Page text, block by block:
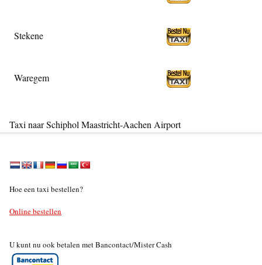
Stekene
Waregem
Taxi naar Schiphol Maastricht-Aachen Airport
Hoe een taxi bestellen?
Online bestellen
U kunt nu ook betalen met Bancontact/Mister Cash